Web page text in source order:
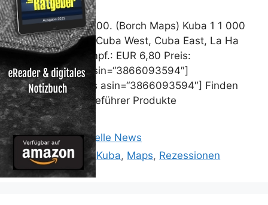
Kuba 1 : 1 000 000. (Borch Maps) Kuba 1 1 000
000. Road Map Cuba West, Cuba East, La Ha
Unverb. Preisempf.: EUR 6,80 Preis:
[wpramaprice asin=“3866093594″]
[wpramareviews asin=“3866093594″] Finden
Sie weitere Reiseführer Produkte
Kategorien
Reisen: Aktuelle News
Schlagwörter
000.,Borch ,Kuba, Maps, Rezessionen